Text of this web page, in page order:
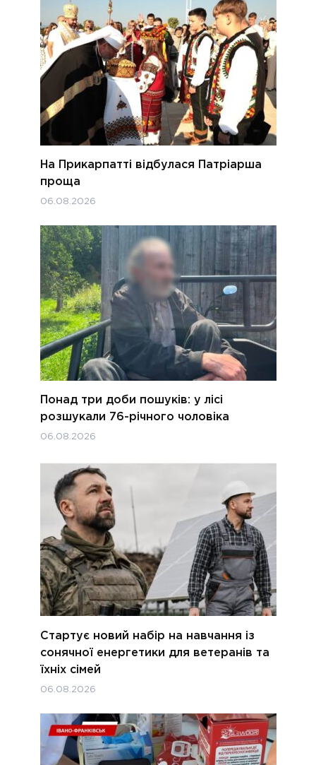
На Прикарпатті відбулася Патріарша
проща
06.08.2026
Понад три доби пошуків: у лісі
розшукали 76-річного чоловіка
06.08.2026
Стартує новий набір на навчання із
сонячної енергетики для ветеранів та
їхніх сімей
06.08.2026